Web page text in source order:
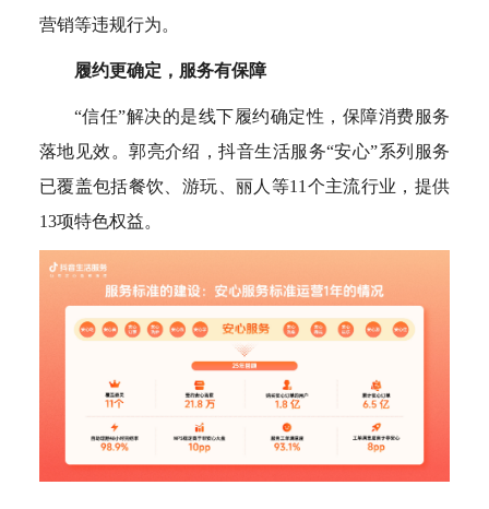
营销等违规行为。
履约更确定，服务有保障
“信任”解决的是线下履约确定性，保障消费服务
落地见效。郭亮介绍，抖音生活服务“安心”系列服务
已覆盖包括餐饮、游玩、丽人等11个主流行业，提供
13项特色权益。